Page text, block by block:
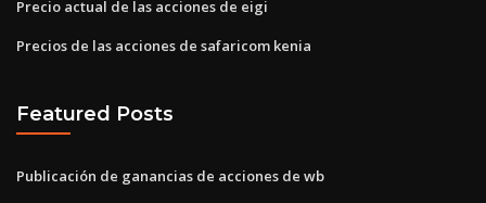
Precio actual de las acciones de eigi
Precios de las acciones de safaricom kenia
Featured Posts
Publicación de ganancias de acciones de wb